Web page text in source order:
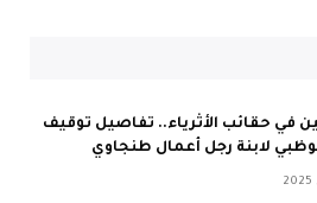
في حقائب الأثرياء.. تفاصيل توقيف
لابنة رجل أعمال طنجاوي